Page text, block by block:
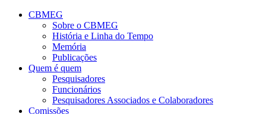
Conteúdo principal
CBMEG
Sobre o CBMEG
História e Linha do Tempo
Memória
Publicações
Quem é quem
Pesquisadores
Funcionários
Pesquisadores Associados e Colaboradores
Comissões